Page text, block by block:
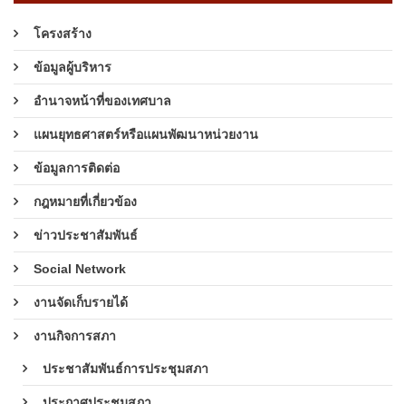
โครงสร้าง
ข้อมูลผู้บริหาร
อำนาจหน้าที่ของเทศบาล
แผนยุทธศาสตร์หรือแผนพัฒนาหน่วยงาน
ข้อมูลการติดต่อ
กฎหมายที่เกี่ยวข้อง
ข่าวประชาสัมพันธ์
Social Network
งานจัดเก็บรายได้
งานกิจการสภา
ประชาสัมพันธ์การประชุมสภา